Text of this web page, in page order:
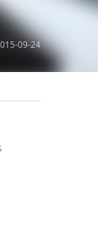
09-24